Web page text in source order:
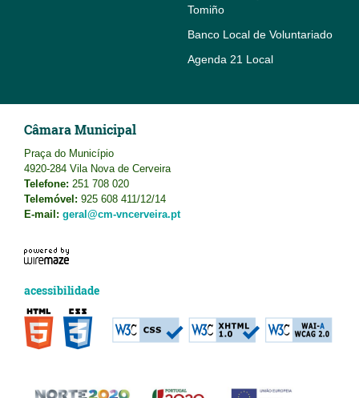
Tomiño
Banco Local de Voluntariado
Agenda 21 Local
Câmara Municipal
Praça do Município
4920-284 Vila Nova de Cerveira
Telefone: 251 708 020
Telemóvel: 925 608 411/12/14
E-mail: geral@cm-vncerveira.pt
acessibilidade